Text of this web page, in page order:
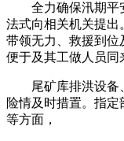
全力确保汛期平安
法式向相关机关提出
带领无力、救援到位
便于及其工做人员同
尾矿库排洪设备、
险情及时措置。指
等方面，